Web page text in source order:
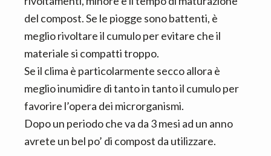
del compost. Se le piogge sono battenti, è
meglio rivoltare il cumulo per evitare che il
materiale si compatti troppo.
Se il clima è particolarmente secco allora è
meglio inumidire di tanto in tanto il cumulo per
favorire l’opera dei microrganismi.
Dopo un periodo che va da 3 mesi ad un anno
avrete un bel po’ di compost da utilizzare.